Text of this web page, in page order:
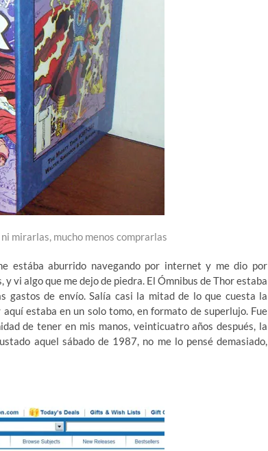
mirarlas, mucho menos comprarlas
estába aburrido navegando por internet y me dio por
vi algo que me dejo de piedra. El Ómnibus de Thor estaba
gastos de envío. Salía casi la mitad de lo que cuesta la
estaba en un solo tomo, en formato de superlujo. Fue
de tener en mis manos, veinticuatro años después, la
aquel sábado de 1987, no me lo pensé demasiado,